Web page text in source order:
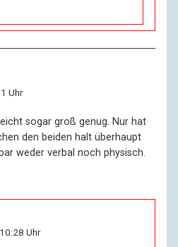
Uhr
sogar groß genug. Nur hat
den beiden halt überhaupt
weder verbal noch physisch.
Uhr